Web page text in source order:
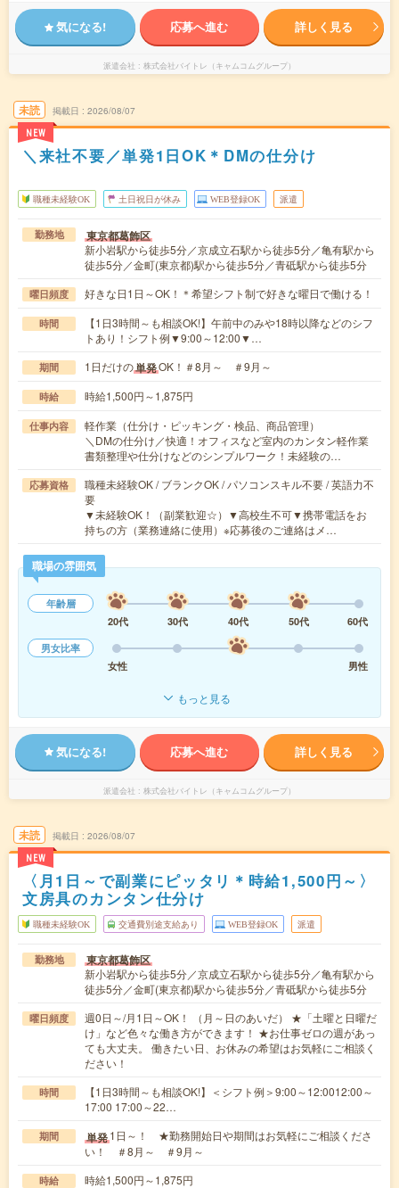
気になる! 応募へ進む 詳しく見る
派遣会社 株式会社バイトレ（キャムコムグループ）
未読
NEW
掲載日 2026/08/07
＼来社不要／単発1日OK＊DMの仕分け
職種未経験OK 土日祝日が休み WEB登録OK 派遣
勤務地 東京都葛飾区
新小岩駅から徒歩5分／京成立石駅から徒歩5分／亀有駅から
徒歩5分／金町(東京都)駅から徒歩5分／青砥駅から徒歩5分
曜日頻度 好きな日1日～OK！＊希望シフト制で好きな曜日で働ける！
時間
【1日3時間～も相談OK!】午前中のみや18時以降などのシフ
トあり！シフト例▼9:00～12:00▼…
期間 1日だけの単発OK！＃8月～ ＃9月～
時給 時給1,500円～1,875円
仕事内容
軽作業（仕分け・ピッキング・検品、商品管理）
＼DMの仕分け／快適！オフィスなど室内のカンタン軽作業
書類整理や仕分けなどのシンプルワーク！未経験の…
応募資格
職種未経験OK / ブランクOK / パソコンスキル不要 / 英語力不
要
▼未経験OK！（副業歓迎☆）▼高校生不可▼携帯電話をお
持ちの方（業務連絡に使用）※応募後のご連絡はメ…
職場の雰囲気
年齢層
20代
30代 40代 50代
60代
男女比率
女性
男性
もっと見る
気になる! 応募へ進む 詳しく見る
派遣会社 株式会社バイトレ（キャムコムグループ）
未読
NEW
掲載日 2026/08/07
〈月1日～で副業にピッタリ＊時給1,500円～〉
文房具のカンタン仕分け
職種未経験OK 交通費別途支給あり WEB登録OK 派遣
勤務地 東京都葛飾区
新小岩駅から徒歩5分／京成立石駅から徒歩5分／亀有駅から
徒歩5分／金町(東京都)駅から徒歩5分／青砥駅から徒歩5分
曜日頻度
週0日～/月1日～OK！ （月～日のあいだ） ★「土曜と日曜だ
け」など色々な働き方ができます！ ★お仕事ゼロの週があっ
ても大丈夫。 働きたい日、お休みの希望はお気軽にご相談く
ださい！
時間
【1日3時間～も相談OK!】＜シフト例＞9:00～12:0012:00～
17:00 17:00～22…
期間 単発1日～！ ★勤務開始日や期間はお気軽にご相談くださ
い！ ＃8月～ ＃9月～
時給 時給1,500円～1,875円